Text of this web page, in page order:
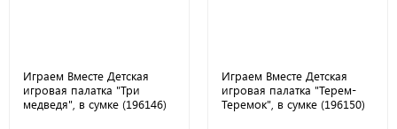
Играем Вместе Детская
игровая палатка "Три
медведя", в сумке (196146)
Играем Вместе Детская
игровая палатка "Терем-
Теремок", в сумке (196150)